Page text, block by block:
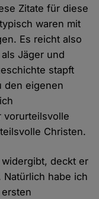
Zitate für diese
waren mit
Es reicht also
Jäger und
stapft
den eigenen
vorurteilsvolle
Christen.
deckt er
habe ich